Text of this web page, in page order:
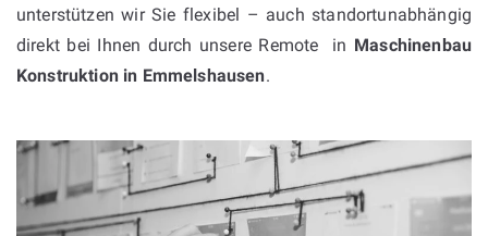
unterstützen wir Sie flexibel – auch standortunabhängig
direkt bei Ihnen durch unsere Remote in Maschinenbau
Konstruktion in Emmelshausen.